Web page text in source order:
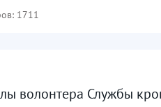
1711
волонтера Службы